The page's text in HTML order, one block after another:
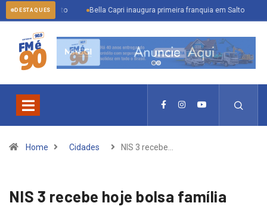
DESTAQUES
agosto Bella Capri inaugura primeira franquia em Salto Inscrições
Home Cidades NIS 3 recebe…
NIS 3 recebe hoje bolsa família